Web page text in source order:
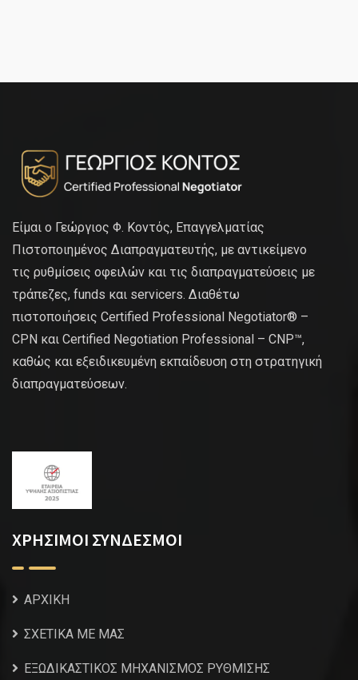
Είμαι ο Γεώργιος Φ. Κοντός, Επαγγελματίας
Πιστοποιημένος Διαπραγματευτής, με αντικείμενο
τις ρυθμίσεις οφειλών και τις διαπραγματεύσεις με
τράπεζες, funds και servicers. Διαθέτω
πιστοποιήσεις Certified Professional Negotiator® –
CPN και Certified Negotiation Professional – CNP™,
καθώς και εξειδικευμένη εκπαίδευση στη στρατηγική
διαπραγματεύσεων.
ΧΡΗΣΙΜΟΙ ΣΥΝΔΕΣΜΟΙ
ΑΡΧΙΚΗ
ΣΧΕΤΙΚΑ ΜΕ ΜΑΣ
ΕΞΩΔΙΚΑΣΤΙΚΟΣ ΜΗΧΑΝΙΣΜΟΣ ΡΥΘΜΙΣΗΣ